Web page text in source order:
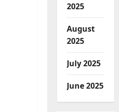
2025
August
2025
July 2025
June 2025